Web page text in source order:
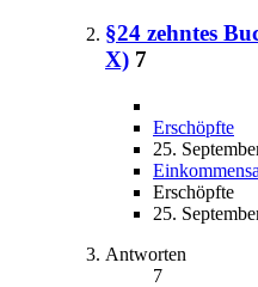
§24 zehntes
X) 7
Erschöpfte
25.
Erschöpfte
25.
Antworten
7